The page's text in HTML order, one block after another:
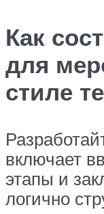
Как
для
стиле
включает
этапы и
логично